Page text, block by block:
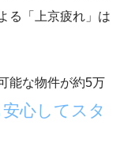
る「上京疲れ」は
能な物件が約5万
心してスタ